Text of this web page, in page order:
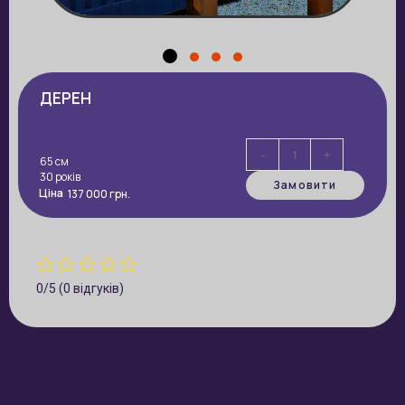
ДЕРЕН
65 см
30 років
Ціна 137 000грн.
- +
Замовити
0/5 (0 відгуків)